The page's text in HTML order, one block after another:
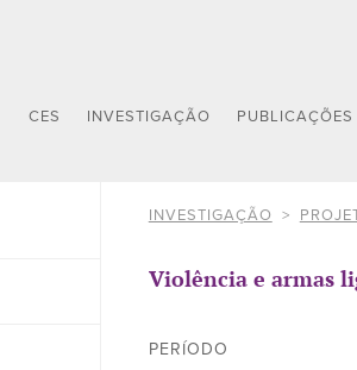
CES INVESTIGAÇÃO PUBLICAÇÕES
INVESTIGAÇÃO
Violência e armas
PERÍODO